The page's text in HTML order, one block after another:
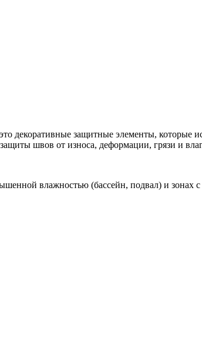
декоративные защитные элементы, которые
швов от износа, деформации, грязи и
влажностью (бассейн, подвал) и зонах